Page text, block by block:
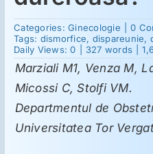
Reumatologie
Ginecologie
Mesajele lui Reichelt
Categories:Ginecologie 0
Tags: dismorfice, dispareunie,
Daily Views: 0
327 words
Marziali M1, Venza M,
Micossi C, Stolfi VM.
Departmentul de
Universitatea Tor